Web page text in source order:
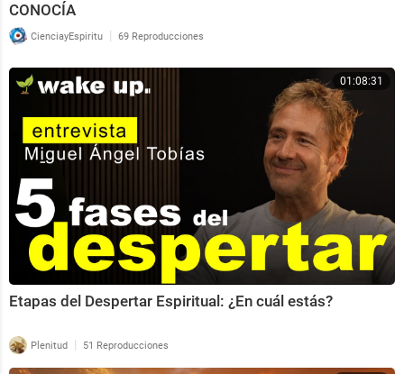
CONOCÍA
CienciayEspiritu | 69 Reproducciones
01:08:31
Etapas del Despertar Espiritual: ¿En cuál estás?
Plenitud | 51 Reproducciones